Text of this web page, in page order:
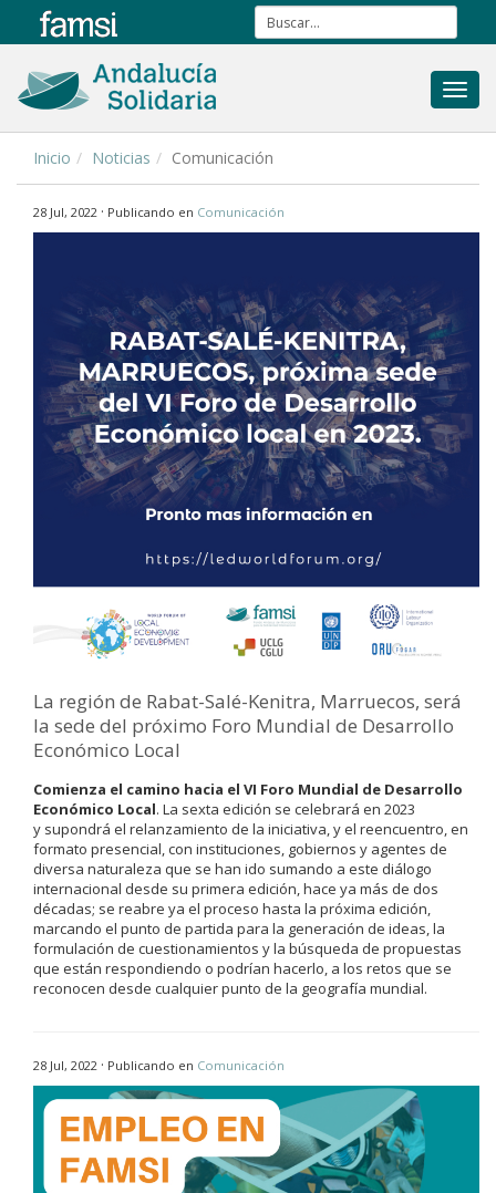
Inicio Noticias Comunicación
28 Jul, 2022 · Publicando en Comunicación
La región de Rabat-Salé-Kenitra, Marruecos, será
la sede del próximo Foro Mundial de Desarrollo
Económico Local
Comienza el camino hacia el VI Foro Mundial de Desarrollo
Económico Local. La sexta edición se celebrará en 2023
y supondrá el relanzamiento de la iniciativa, y el reencuentro, en
formato presencial, con instituciones, gobiernos y agentes de
diversa naturaleza que se han ido sumando a este diálogo
internacional desde su primera edición, hace ya más de dos
décadas; se reabre ya el proceso hasta la próxima edición,
marcando el punto de partida para la generación de ideas, la
formulación de cuestionamientos y la búsqueda de propuestas
que están respondiendo o podrían hacerlo, a los retos que se
reconocen desde cualquier punto de la geografía mundial.
28 Jul, 2022 · Publicando en Comunicación